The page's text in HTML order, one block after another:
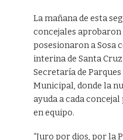
La mañana de esta
concejales aprobaron
posesionaron a Sosa
interina de Santa
Secretaría de
Municipal, donde la
ayuda a cada
en equipo.
“Juro por dios, por la